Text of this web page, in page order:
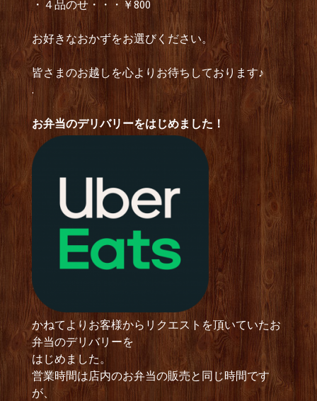
・４品のせ・・・￥800
お好きなおかずをお選びください。
皆さまのお越しを心よりお待ちしております♪
.
お弁当のデリバリーをはじめました！
かねてよりお客様からリクエストを頂いていたお
弁当のデリバリーを
はじめました。
営業時間は店内のお弁当の販売と同じ時間です
が、